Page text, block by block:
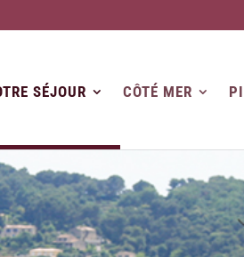
SÉJOUR CÔTÉ MER